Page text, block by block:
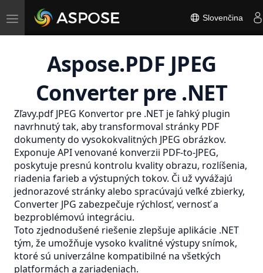
Toggle
navigation
Slovenčina
Aspose.PDF JPEG
Converter pre .NET
Zľavy.pdf JPEG Konvertor pre .NET je ľahký plugin
navrhnutý tak, aby transformoval stránky PDF
dokumenty do vysokokvalitných JPEG obrázkov.
Exponuje API venované konverzii PDF-to-JPEG,
poskytuje presnú kontrolu kvality obrazu, rozlíšenia,
riadenia farieb a výstupných tokov. Či už vyvážajú
jednorazové stránky alebo spracúvajú veľké zbierky,
Converter JPG zabezpečuje rýchlosť, vernosť a
bezproblémovú integráciu.
Toto zjednodušené riešenie zlepšuje aplikácie .NET
tým, že umožňuje vysoko kvalitné výstupy snímok,
ktoré sú univerzálne kompatibilné na všetkých
platformách a zariadeniach.